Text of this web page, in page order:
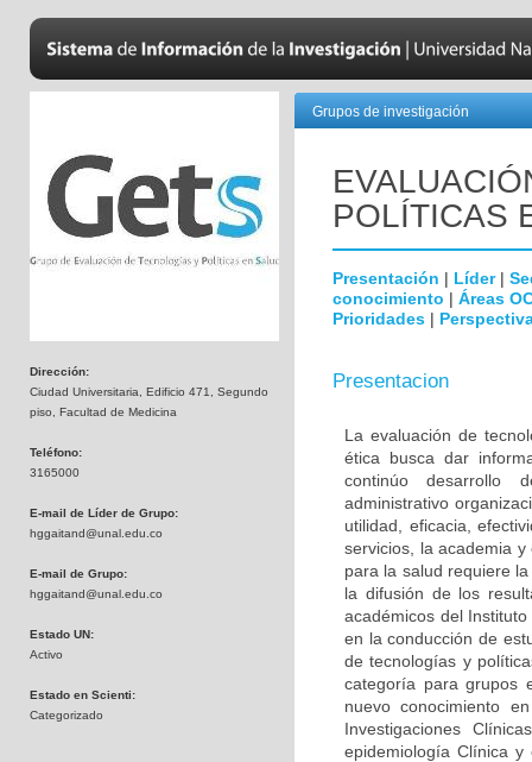
Dirección:
Ciudad Universitaria, Edificio 471, Segundo
piso, Facultad de Medicina
Teléfono:
3165000
E-mail de Líder de Grupo:
hggaitand@unal.edu.co
E-mail de Grupo:
hggaitand@unal.edu.co
Estado UN:
Activo
Estado en Scienti:
Categorizado
Grupos de investigación
POLÍTICAS
Presentación | Líder|
conocimiento | Áreas
Prioridades |
Presentacion
La evaluación de
ética busca dar
continúo desarrollo
administrativo
utilidad, eficacia,
servicios, la academia
para la salud requiere
la difusión de los
académicos del
en la conducción de
de tecnologías y
categoría para grupos
nuevo conocimiento
Investigaciones
epidemiología Clínica y